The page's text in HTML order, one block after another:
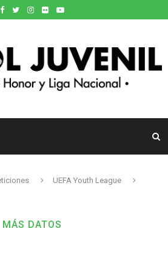
UEFA Youth League
MÁS DATOS